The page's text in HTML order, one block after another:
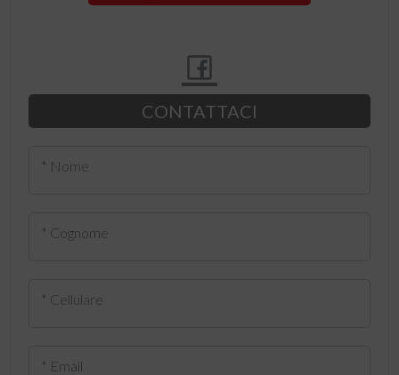
CONTATTACI
* Nome
* Cognome
* Cellulare
* Email